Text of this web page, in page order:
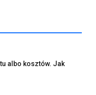
albo kosztów. Jak